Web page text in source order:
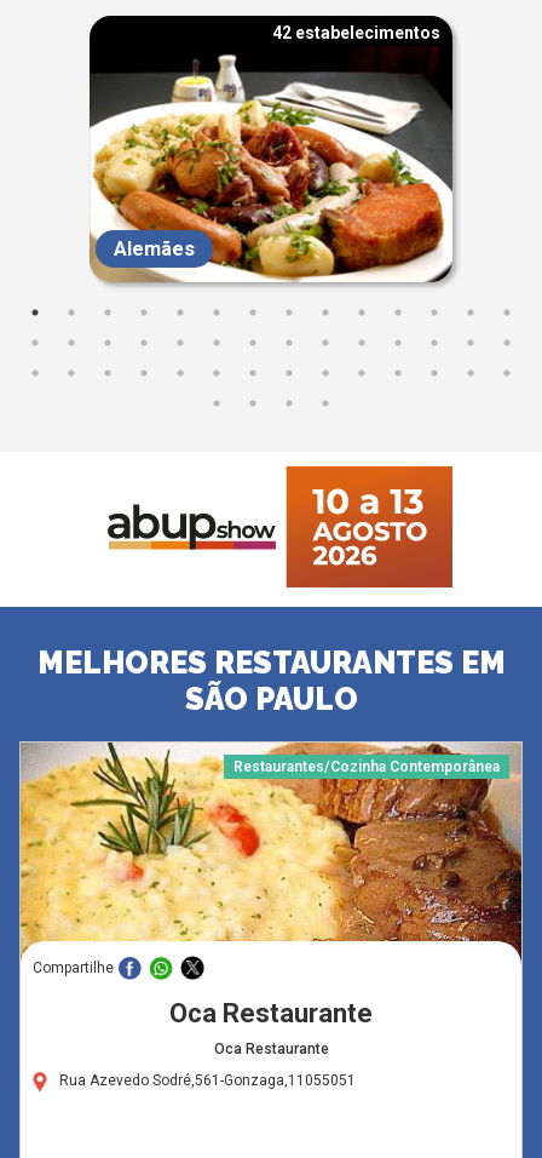
42 estabelecimentos
Alemães
MELHORES RESTAURANTES EM
SÃO PAULO
Restaurantes/Cozinha Contemporânea
Compartilhe
Oca Restaurante
Oca Restaurante
Rua Azevedo Sodré,561-Gonzaga,11055051